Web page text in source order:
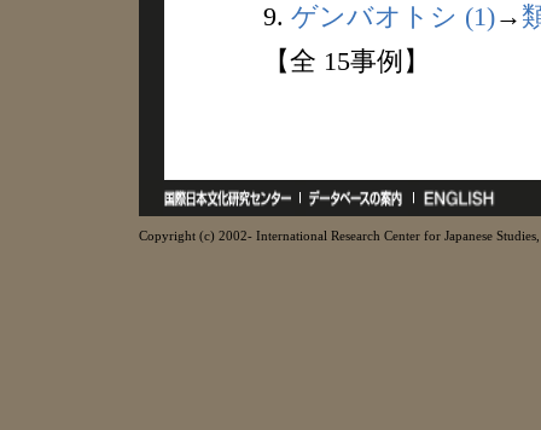
9. ゲンバオトシ (1)→
【全 15事例】
Copyright (c) 2002- International Research Center for Japanese